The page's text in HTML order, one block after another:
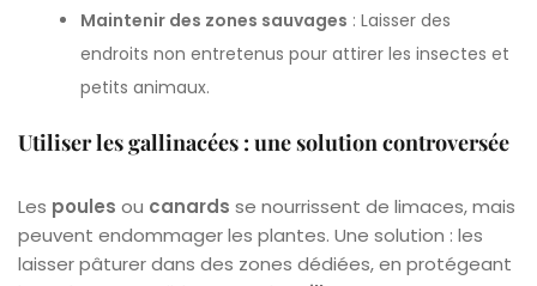
Maintenir des zones sauvages : Laisser des
endroits non entretenus pour attirer les insectes et
petits animaux.
Utiliser les gallinacées : une solution controversée
Les poules ou canards se nourrissent de limaces, mais
peuvent endommager les plantes. Une solution : les
laisser pâturer dans des zones dédiées, en protégeant